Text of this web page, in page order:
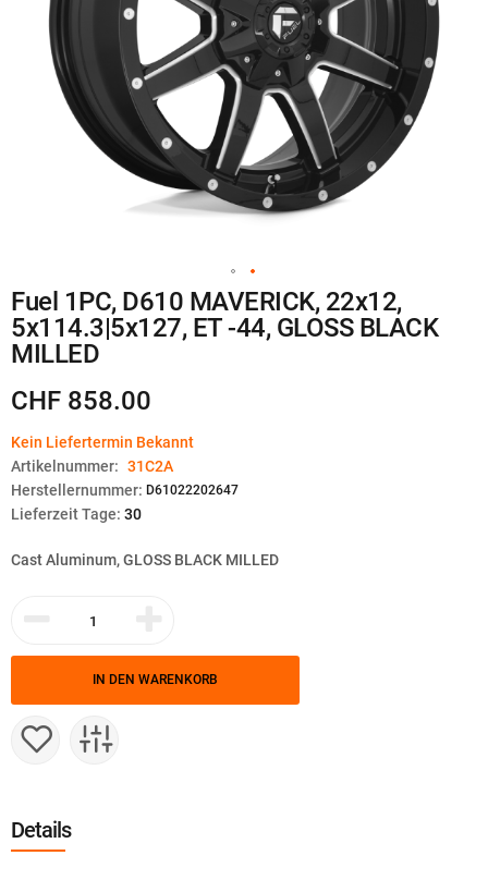
Zum
Anfang
der
Bildgalerie
springen
Fuel 1PC, D610 MAVERICK, 22x12,
5x114.3|5x127, ET -44, GLOSS BLACK
MILLED
CHF 858.00
Kein Liefertermin Bekannt
Artikelnummer: 31C2A
Herstellernummer: D61022202647
Lieferzeit Tage: 30
Cast Aluminum, GLOSS BLACK MILLED
IN DEN WARENKORB
Details